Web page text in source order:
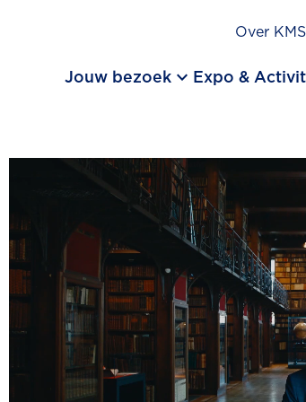
Over
Jouw bezoek keyboard_arrow_down Expo &